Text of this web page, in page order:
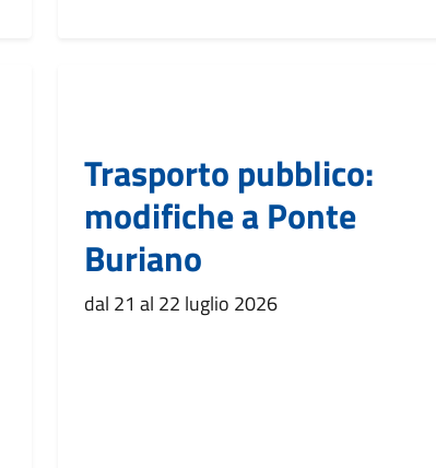
Trasporto pubblico:
modifiche a Ponte
Buriano
dal 21 al 22 luglio 2026